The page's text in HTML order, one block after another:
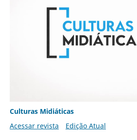
Culturas Midiáticas
Acessar revista
Edição Atual